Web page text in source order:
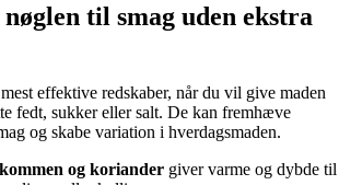
til smag uden ekstra
effektive redskaber, når du vil give maden
fedt, sukker eller salt. De kan fremhæve
og skabe variation i hverdagsmaden.
og koriander giver varme og dybde til